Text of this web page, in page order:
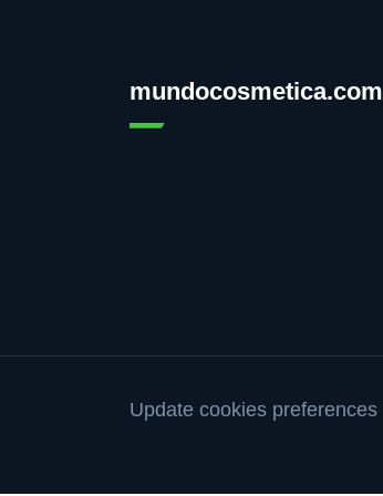
mundocosmetica.com
Update cookies preferences